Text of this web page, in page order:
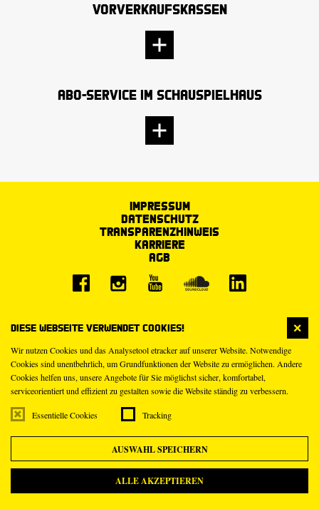
Diese Webseite verwendet Cookies!
Wir nutzen Cookies und das Analysetool etracker auf unserer Website. Notwendige
Cookies sind unentbehrlich, um Grundfunktionen der Website zu ermöglichen. Andere
Cookies helfen uns, unsere Angebote für Sie möglichst sicher, komfortabel,
serviceorientiert und effizient zu gestalten sowie die Website ständig zu verbessern.
Essentielle Cookies Tracking
AUSWAHL SPEICHERN
ALLE AKZEPTIEREN
Vorverkaufskassen
Abo-Service im Schauspielhaus
Impressum
Datenschutz
Transparenzhinweis
Karriere
AGB